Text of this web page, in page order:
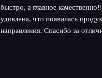
быстро, а главное
удивлена, что появилась
направления. Спасибо за